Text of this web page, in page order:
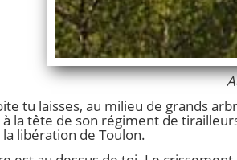
tu laisses, au milieu de grands
à la tête de son régiment de
la libération de Toulon.